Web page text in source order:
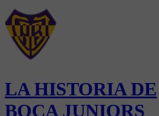
LA HISTORIA DE
BOCA JUNIORS